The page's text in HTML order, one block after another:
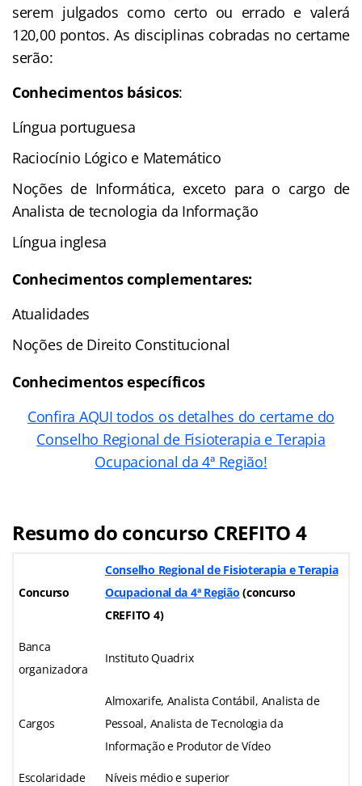
serem julgados como certo ou errado e valerá
120,00 pontos. As disciplinas cobradas no certame
serão:
Conhecimentos básicos:
Língua portuguesa
Raciocínio Lógico e Matemático
Noções de Informática, exceto para o cargo de
Analista de tecnologia da Informação
Língua inglesa
Conhecimentos complementares:
Atualidades
Noções de Direito Constitucional
Conhecimentos específicos
Confira AQUI todos os detalhes do certame do
Conselho Regional de Fisioterapia e Terapia
Ocupacional da 4ª Região!
Resumo do concurso CREFITO 4
Concurso
Conselho Regional de Fisioterapia e Terapia
Ocupacional da 4ª Região (concurso
CREFITO 4)
Banca
organizadora
Instituto Quadrix
Cargos
Almoxarife, Analista Contábil, Analista de
Pessoal, Analista de Tecnologia da
Informação e Produtor de Vídeo
Escolaridade Níveis médio e superior